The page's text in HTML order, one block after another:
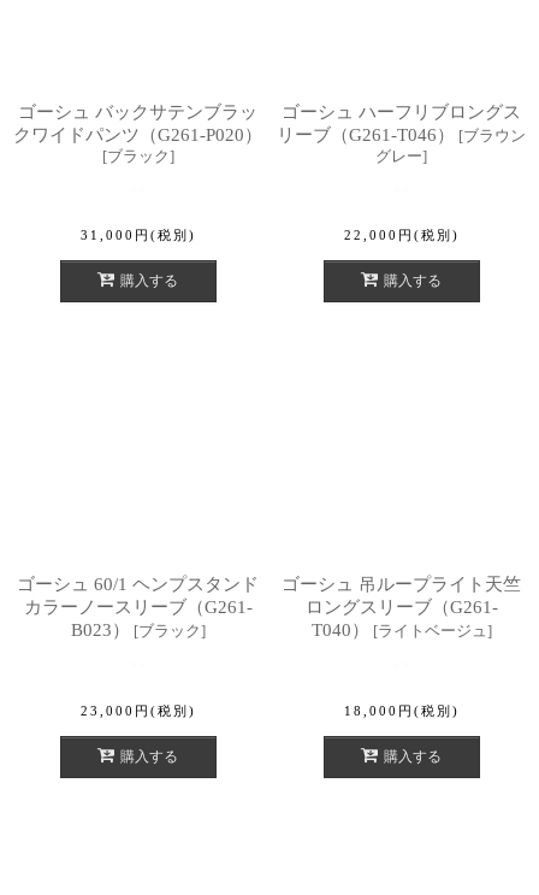
ゴーシュ バックサテンブラッ
クワイドパンツ（G261-P020）
[ブラック]
31,000 円 (税別)
購入する
ゴーシュ ハーフリブロングス
リーブ（G261-T046）
[ブラウン
グレー]
22,000 円 (税別)
購入する
ゴーシュ 60/1 ヘンプスタンド
カラーノースリーブ（G261-
B023）
[ブラック]
23,000 円 (税別)
購入する
ゴーシュ 吊ループライト天竺
ロングスリーブ（G261-
T040）
[ライトベージュ ]
18,000 円 (税別)
購入する